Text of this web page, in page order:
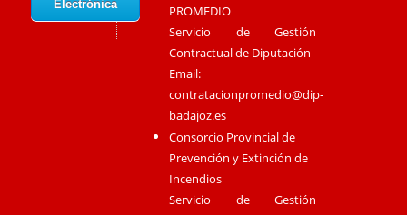
Electrónica
PROMEDIO
Servicio de Gestión
Contractual de Diputación
Email:
contratacionpromedio@dip-
badajoz.es
Consorcio Provincial de
Prevención y Extinción de
Incendios
Servicio de Gestión